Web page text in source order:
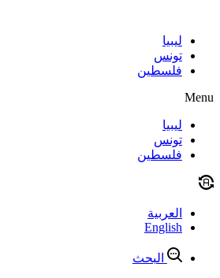
contentليبيا
تونس
فلسطين
Menu
ليبيا
تونس
فلسطين
العربية
English
البحث